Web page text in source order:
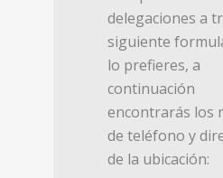
delegaciones a
siguiente
lo prefieres, a
continuación
encontrarás los
de teléfono y
de la ubicación: